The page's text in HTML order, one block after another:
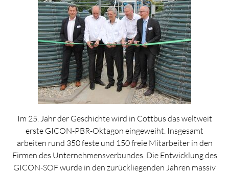
Im 25. Jahr der Geschichte wird in Cottbus das weltweit
erste GICON-PBR-Oktagon eingeweiht. Insgesamt
arbeiten rund 350 feste und 150 freie Mitarbeiter in den
Firmen des Unternehmensverbundes. Die Entwicklung des
GICON-SOF wurde in den zurückliegenden Jahren massiv